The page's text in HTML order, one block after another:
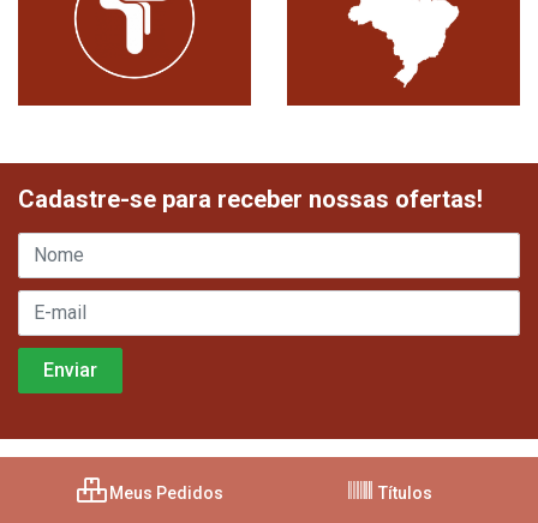
Cadastre-se para receber nossas ofertas!
Meus Pedidos Títulos